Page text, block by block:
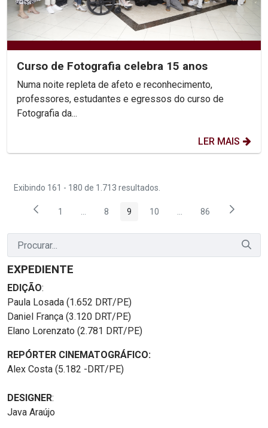
Curso de Fotografia celebra 15 anos
Numa noite repleta de afeto e reconhecimento,
professores, estudantes e egressos do curso de
Fotografia da...
LER MAIS
Exibindo 161 - 180 de 1.713 resultados.
Página
1 ...Páginas intermediárias Usar ABA para navegar.
Página
8 Página
9 Página
10 ...PáginasPágina
86
EXPEDIENTE
EDIÇÃO:
Paula Losada (1.652 DRT/PE)
Daniel França (3.120 DRT/PE)
Elano Lorenzato (2.781 DRT/PE)
REPÓRTER CINEMATOGRÁFICO:
Alex Costa (5.182 -DRT/PE)
DESIGNER:
Java Araújo